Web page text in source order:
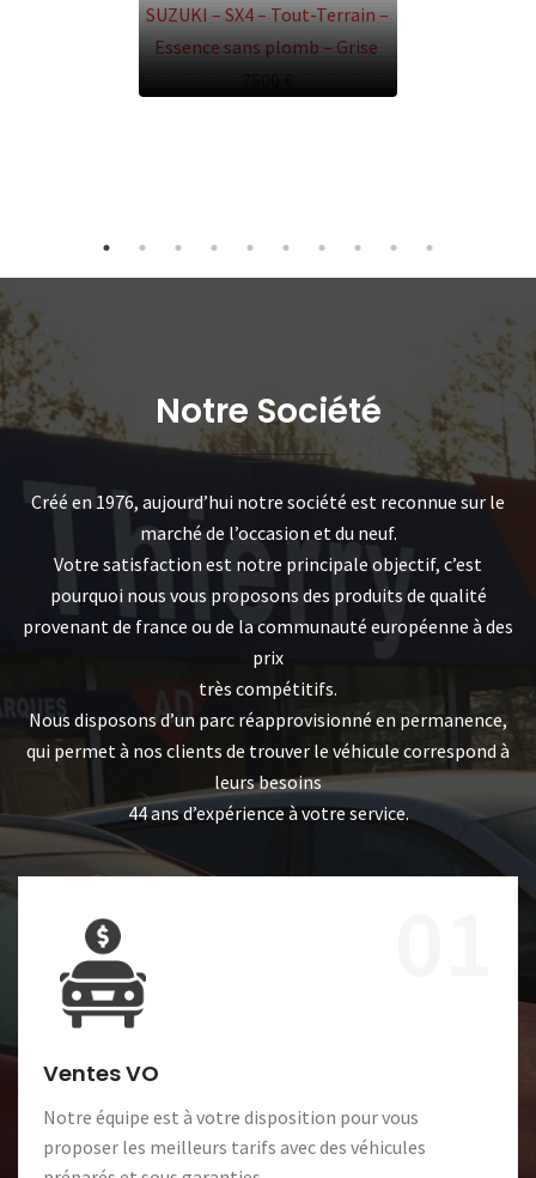
SUZUKI – SX4 – Tout-Terrain –
Essence sans plomb – Grise
7500 €
Notre Société
Créé en 1976, aujourd’hui notre société est reconnue sur le
marché de l’occasion et du neuf.
Votre satisfaction est notre principale objectif, c’est
pourquoi nous vous proposons des produits de qualité
provenant de france ou de la communauté européenne à des
prix
très compétitifs.
Nous disposons d’un parc réapprovisionné en permanence,
qui permet à nos clients de trouver le véhicule correspond à
leurs besoins
44 ans d’expérience à votre service.
Ventes VO
Notre équipe est à votre disposition pour vous
proposer les meilleurs tarifs avec des véhicules